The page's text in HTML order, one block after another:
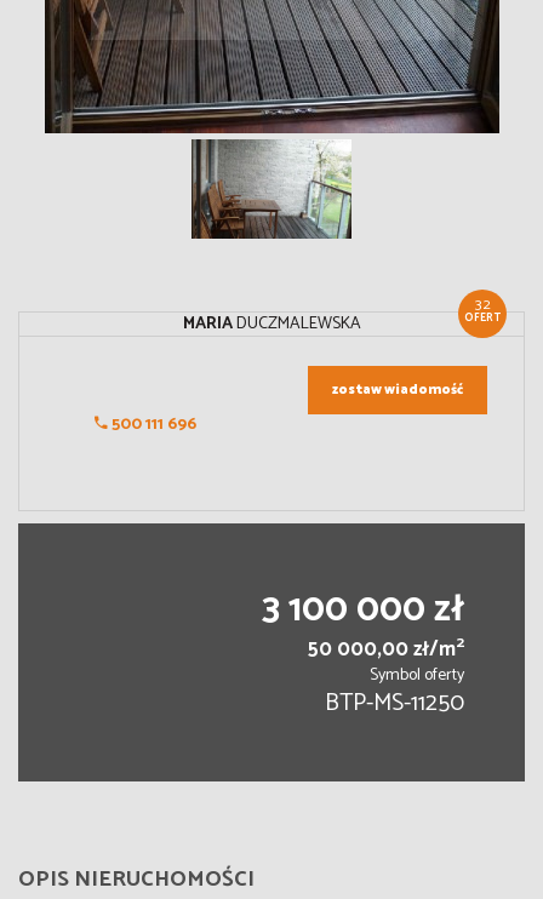
32
OFERT
MARIADUCZMALEWSKA
500 111 696
zostaw wiadomość
3 100 000 zł
50 000,00 zł/m2
Symbol oferty
BTP-MS-11250
OPIS NIERUCHOMOŚCI